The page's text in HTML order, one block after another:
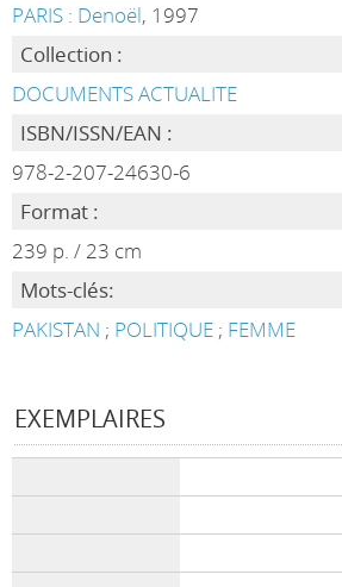
PARIS : Denoël, 1997
Collection :
DOCUMENTS ACTUALITE
ISBN/ISSN/EAN :
978-2-207-24630-6
Format :
239 p. / 23 cm
Mots-clés:
PAKISTAN ; POLITIQUE ; FEMME
EXEMPLAIRES